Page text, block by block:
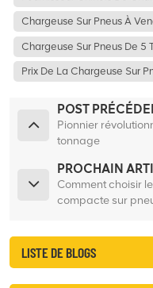
Chargeuse Sur Pneus À
Chargeuse Sur Pneus De 5
Prix De La Chargeuse Sur
POST
Pionnier
tonnage
PROCHAIN
Comment choisir
compacte sur
LISTE DE BLOGS